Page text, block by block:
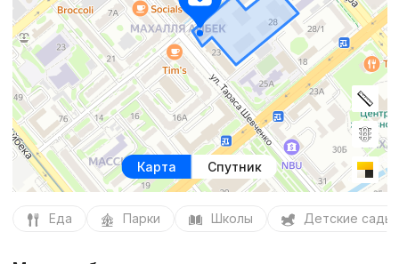
Карта Спутник
Еда Парки Школы Детские сады